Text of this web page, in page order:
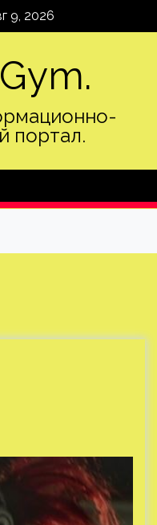
9, 2026
портал.